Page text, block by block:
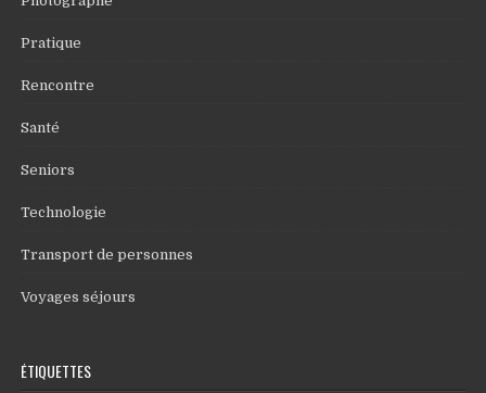
Pratique
Rencontre
Santé
Seniors
Technologie
Transport de personnes
Voyages séjours
ÉTIQUETTES